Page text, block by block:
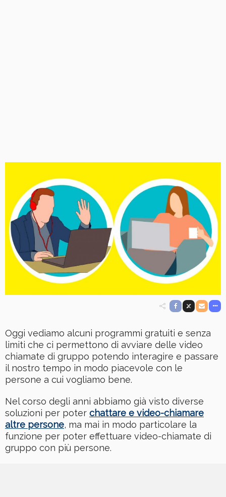
Oggi vediamo alcuni programmi gratuiti e senza
limiti che ci permettono di avviare delle video
chiamate di gruppo potendo interagire e passare
il nostro tempo in modo piacevole con le
persone a cui vogliamo bene.
Nel corso degli anni abbiamo già visto diverse
soluzioni per poter chattare e video-chiamare
altre persone, ma mai in modo particolare la
funzione per poter effettuare video-chiamate di
gruppo con più persone.